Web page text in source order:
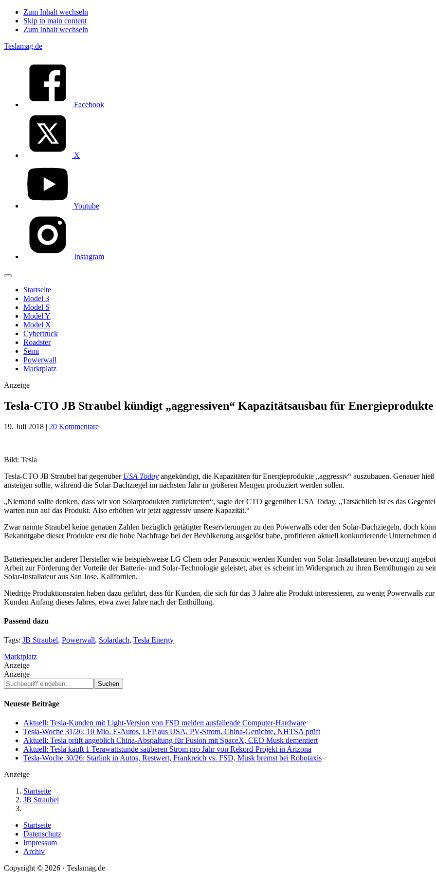
Zum Inhalt wechseln
Skip to main content
Zum Inhalt wechseln
Teslamag.de
Facebook
X
Youtube
Instagram
Startseite
Model 3
Model S
Model Y
Model X
Cybertruck
Roadster
Semi
Powerwall
Marktplatz
Anzeige
Tesla-CTO JB Straubel kündigt „aggressiven“ Kapazitätsausbau für Energieprodukte
19. Juli 2018 | 20 Kommentare
Bild: Tesla
Tesla-CTO JB Straubel hat gegenüber USA Today angekündigt, die Kapazitäten für Energieprodukte „aggressiv“ auszubauen. Genauer
ansteigen sollte, während die Solar-Dachziegel im nächsten Jahr in größeren Mengen produziert werden sollen.
„Niemand sollte denken, dass wir von Solarprodukten zurücktreten“, sagte der CTO gegenüber USA Today. „Tatsächlich ist es das
warten nun auf das Produkt. Also erhöhen wir jetzt aggressiv unsere Kapazität.“
Zwar nannte Straubel keine genauen Zahlen bezüglich getätigter Reservierungen zu den Powerwalls oder den Solar-Dachziegeln, doch
Bekanntgabe dieser Produkte erst die hohe Nachfrage bei der Bevölkerung ausgelöst habe, profitieren aktuell konkurrierende Unternehmen
Batteriespeicher anderer Hersteller wie beispielsweise LG Chem oder Panasonic werden Kunden von Solar-Installateuren bevorzugt
Arbeit zur Förderung der Vorteile der Batterie- und Solar-Technologie geleistet, aber es scheint im Widerspruch zu ihren Bemühungen zu
Solar-Installateur aus San Jose, Kalifornien.
Niedrige Produktionsraten haben dazu geführt, dass für Kunden, die sich für das 3 Jahre alte Produkt interessieren, zu wenig Powerwalls
Kunden Anfang dieses Jahres, etwa zwei Jahre nach der Enthüllung.
Passend dazu
Tags: JB Straubel, Powerwall, Solardach, Tesla Energy
Marktplatz
Anzeige
Anzeige
Suchbegriff
eingeben...
Neueste Beiträge
Aktuell: Tesla-Kunden mit Light-Version von FSD melden ausfallende Computer-Hardware
Tesla-Woche 31/26: 10 Mio. E-Autos, LFP aus USA, PV-Strom, China-Gerüchte, NHTSA prüft
Aktuell: Tesla prüft angeblich China-Abspaltung für Fusion mit SpaceX, CEO Musk dementiert
Aktuell: Tesla kauft 1 Terawattstunde sauberen Strom pro Jahr von Rekord-Projekt in Arizona
Tesla-Woche 30/26: Starlink in Autos, Restwert, Frankreich vs. FSD, Musk bremst bei Robotaxis
Anzeige
Startseite
JB Straubel
Startseite
Datenschutz
Impressum
Archiv
Copyright © 2026 · Teslamag.de